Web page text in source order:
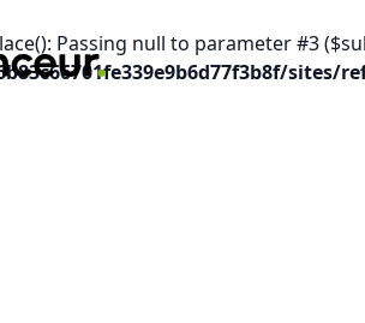
Passing null to parameter #3